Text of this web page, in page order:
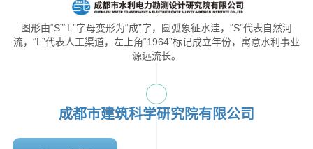
图形由“S”“L”字母变形为“成”字，圆弧象征水洼，“S”代表自然河
流，“L”代表人工渠道，左上角“1964”标记成立年份，寓意水利事业
源远流长。
成都市建筑科学研究院有限公司